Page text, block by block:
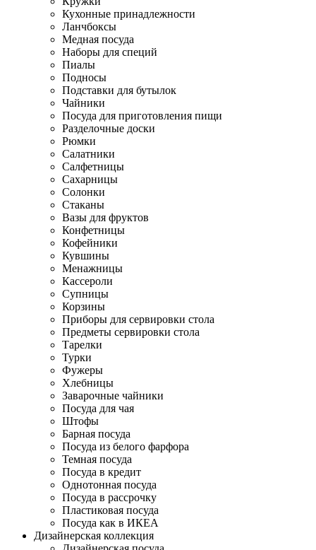
Кухонные принадлежности
Ланчбоксы
Медная посуда
Наборы для специй
Пиалы
Подносы
Подставки для бутылок
Чайники
Посуда для приготовления пищи
Разделочные доски
Рюмки
Салатники
Салфетницы
Сахарницы
Солонки
Стаканы
Вазы для фруктов
Конфетницы
Кофейники
Кувшины
Менажницы
Кассероли
Супницы
Корзины
Приборы для сервировки стола
Предметы сервировки стола
Тарелки
Турки
Фужеры
Хлебницы
Заварочные чайники
Посуда для чая
Штофы
Барная посуда
Посуда из белого фарфора
Темная посуда
Посуда в кредит
Однотонная посуда
Посуда в рассрочку
Пластиковая посуда
Посуда как в ИКЕА
Дизайнерская коллекция